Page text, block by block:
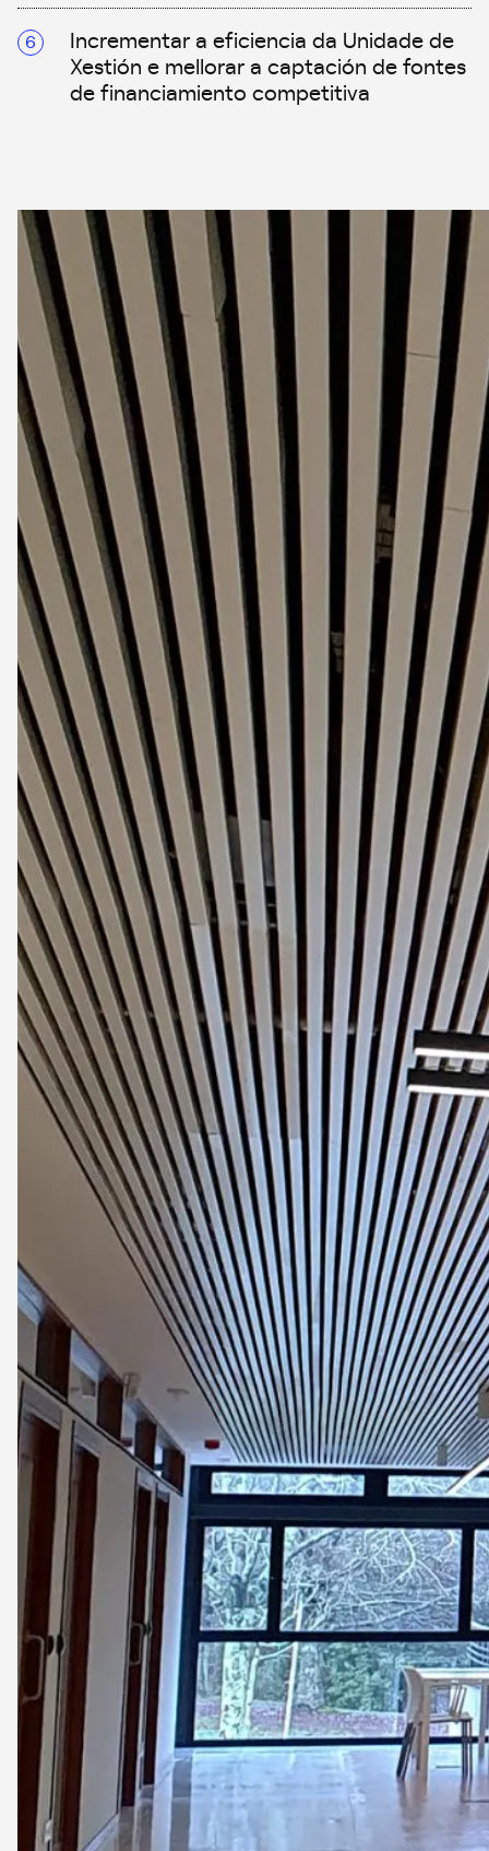
Incrementar a eficiencia da Unidade de
Xestión e mellorar a captación de fontes
de financiamiento competitiva